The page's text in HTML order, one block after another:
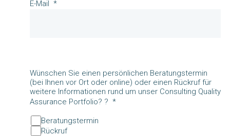
E-Mail
Wünschen Sie einen persönlichen Beratungstermin
(bei Ihnen vor Ort oder online) oder einen Rückruf für
weitere Informationen rund um unser Consulting Quality
Assurance Portfolio? ?
Beratungstermin
Rückruf